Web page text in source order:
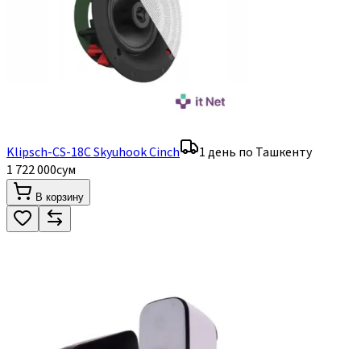
Klipsch-CS-18C Skyuhook Cinch
1 день по Ташкенту
1 722 000сум
В корзину